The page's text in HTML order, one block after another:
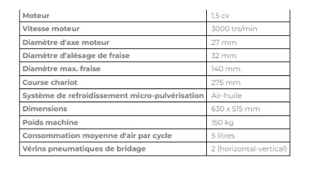
Matériel de musculation
Vêtement sportif
Rôtisserie professionnelle
Sautause professionnelle
Table de cuisson professionnelle
Tables de préparation réfrigérées
Ustensile de cuisine